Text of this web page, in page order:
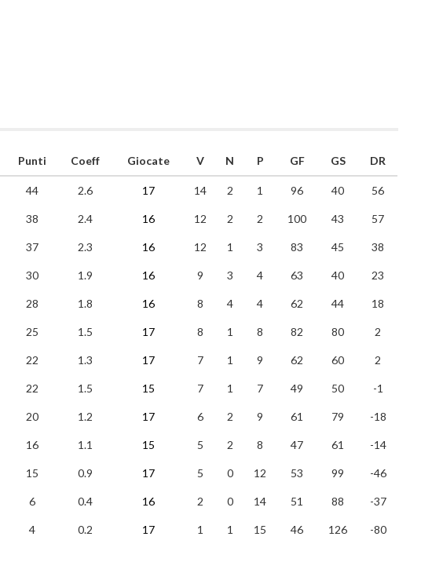
Punti Coeff Giocate V N P GF GS DR
44 2.6 17 14 2 1 96 40 56
38 2.4 16 12 2 2 100 43 57
37 2.3 16 12 1 3 83 45 38
30 1.9 16 9 3 4 63 40 23
28 1.8 16 8 4 4 62 44 18
25 1.5 17 8 1 8 82 80 2
22 1.3 17 7 1 9 62 60 2
22 1.5 15 7 1 7 49 50 -1
20 1.2 17 6 2 9 61 79 -18
16 1.1 15 5 2 8 47 61 -14
15 0.9 17 5 0 12 53 99 -46
6 0.4 16 2 0 14 51 88 -37
4 0.2 17 1 1 15 46 126 -80